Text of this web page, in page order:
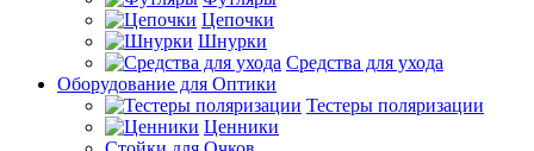
Цепочки
Шнурки
Средства для ухода
Оборудование для Оптики
Тестеры поляризации
Ценники